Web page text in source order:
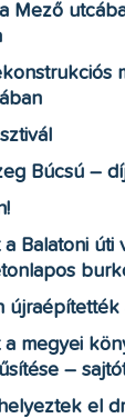
Mező
Búcsú –
Balatoni úti
megyei
–
el